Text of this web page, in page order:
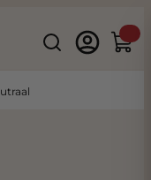
Search